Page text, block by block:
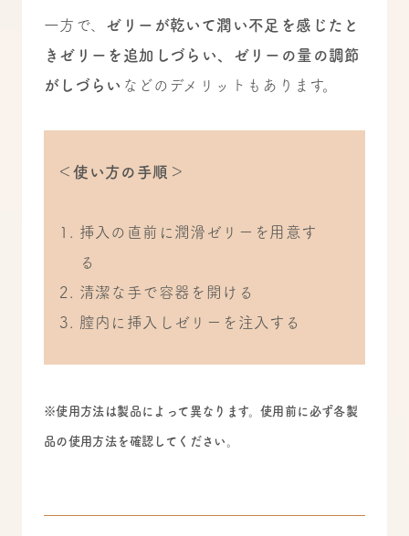
一方で、 ゼリーが乾いて潤い不足を感じたと
きゼリーを追加しづらい、ゼリーの量の調節
がしづらい などのデメリットもあります。
＜使い方の手順＞
挿入の直前に潤滑ゼリーを用意す
る
清潔な手で容器を開ける
膣内に挿入しゼリーを注入する
※使用方法は製品によって異なります。使用前に必ず各製
品の使用方法を確認してください。